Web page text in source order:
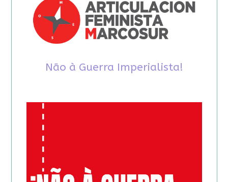
Não à Guerra Imperialista!